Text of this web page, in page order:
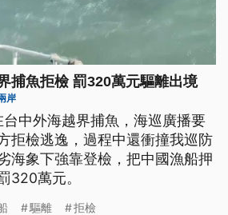
捕魚拒檢 罰320萬元驅離出境
岸
台中外海越界捕魚，海巡廣播要
拒檢逃逸，過程中還衝撞我巡防
海象下強靠登檢，把中國漁船押
320萬元。
驅離 拒檢